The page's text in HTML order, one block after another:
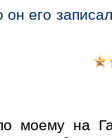
он его
моему на